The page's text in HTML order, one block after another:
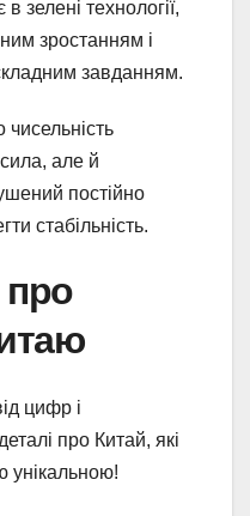
зелені технології,
зростанням і
завданням.
але й
постійно
стабільність.
про
цифр і
про Китай, які
унікальною!